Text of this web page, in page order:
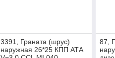
3391, Граната (шрус)
наружная 26*25 КПП АТА
87,